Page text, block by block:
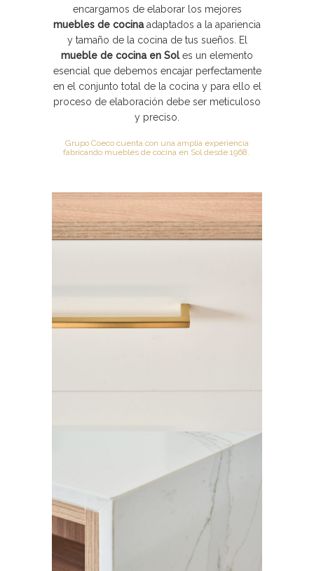
encargamos de elaborar los mejores
muebles de cocinaadaptados a la apariencia
y tamaño de la cocina de tus sueños. El
mueble de cocina en Soles un elemento
esencial que debemos encajar perfectamente
en el conjunto total de la cocina y para ello el
proceso de elaboración debe ser meticuloso
y preciso.
Grupo Coeco cuenta con una amplia experiencia
fabricando muebles de cocina en Sol desde 1968.